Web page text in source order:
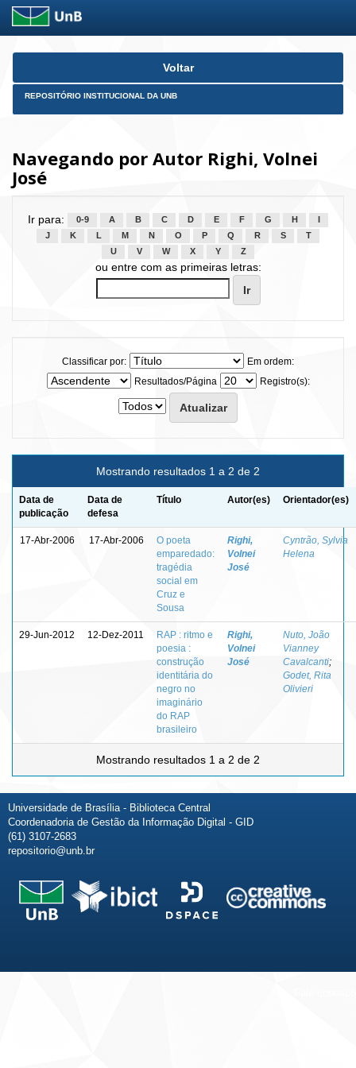
Skip
Voltar
REPOSITÓRIO INSTITUCIONAL DA UNB
Navegando por Autor Righi, Volnei
José
Ir para: 0-9 A B C D E F G H
J
K L M N O P Q R S
T
U
V W X Y Z
ou entre com as primeiras letras:
Classificar por:
Em ordem:
Resultados/Página
Registro(s):
Mostrando resultados 1 a 2 de 2
Data de
publicação
Data de
defesa
Título Autor(es) Orientador(es)
17-Abr-2006 17-Abr-2006
O poeta
emparedado:
tragédia
social em
Cruz e
Sousa
Righi,
Volnei
José
Cyntrão, Sylvia
Helena
29-Jun-2012 12-Dez-2011
RAP : ritmo e
poesia :
construção
identitária do
negro no
imaginário
do RAP
brasileiro
Righi,
Volnei
José
Nuto, João
Vianney
Cavalcanti;
Godet, Rita
Olivieri
Mostrando resultados 1 a 2 de 2
Universidade de Brasília - Biblioteca Central
Coordenadoria de Gestão da Informação Digital - GID
(61) 3107-2683
repositorio@unb.br